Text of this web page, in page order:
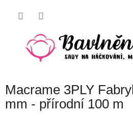
Macrame 3PLY
mm - přírodní 100 m